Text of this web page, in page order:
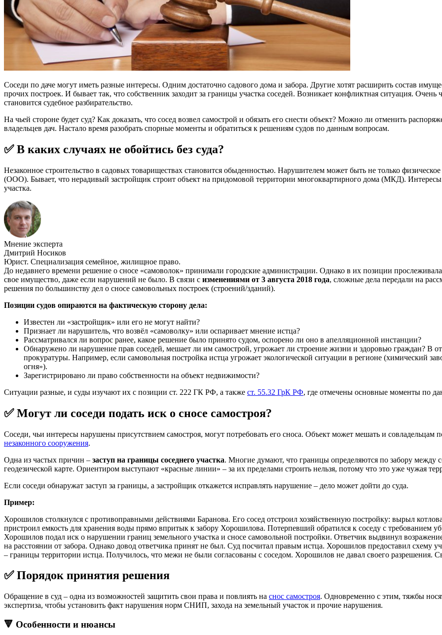
Соседи по даче могут иметь разные интересы. Одним достаточно садового дома и забора. Другие хотят расширить состав
прочих построек. И бывает так, что собственник заходит за границы участка соседей. Возникает конфликтная ситуация.
становится судебное разбирательство.
На чьей стороне будет суд? Как доказать, что сосед возвел самострой и обязать его снести объект? Можно ли отменить
владельцев дач. Настало время разобрать спорные моменты и обратиться к решениям судов по данным вопросам.
✅ В каких случаях не обойтись без суда?
Незаконное строительство в садовых товариществах становится обыденностью. Нарушителем может быть не только
(ООО). Бывает, что нерадивый застройщик строит объект на придомовой территории многоквартирного дома (МКД).
участка.
Мнение эксперта
Дмитрий Носиков
Юрист. Специализация семейное, жилищное право.
До недавнего времени решение о сносе «самоволок» принимали городские администрации. Однако в их позиции
свое имущество, даже если нарушений не было. В связи с изменениями от 3 августа 2018 года, сложные дела передали на
решения по большинству дел о сносе самовольных построек (строений/зданий).
Позиции судов опираются на фактическую сторону дела:
Известен ли «застройщик» или его не могут найти?
Признает ли нарушитель, что возвёл «самоволку» или оспаривает мнение истца?
Рассматривался ли вопрос ранее, какое решение было принято судом, оспорено ли оно в апелляционной инстанции?
Обнаружено ли нарушение прав соседей, мешает ли им самострой, угрожает ли строение жизни и здоровью граждан? В
прокуратуры. Например, если самовольная постройка истца угрожает экологической ситуации в регионе (химический
огня»).
Зарегистрировано ли право собственности на объект недвижимости?
Ситуации разные, и суды изучают их с позиции ст. 222 ГК РФ, а также ст. 55.32 ГрК РФ, где отмечены основные моменты по
✅ Могут ли соседи подать иск о сносе самостроя?
Соседи, чьи интересы нарушены присутствием самостроя, могут потребовать его сноса. Объект может мешать и совладельцам
незаконного сооружения.
Одна из частых причин – заступ на границы соседнего участка. Многие думают, что границы определяются по забору
геодезической карте. Ориентиром выступают «красные линии» – за их пределами строить нельзя, потому что это уже чужая
Если соседи обнаружат заступ за границы, а застройщик откажется исправлять нарушение – дело может дойти до суда.
Пример:
Хорошилов столкнулся с противоправными действиями Баранова. Его сосед отстроил хозяйственную постройку: вырыл
пристроил емкость для хранения воды прямо впритык к забору Хорошилова. Потерпевший обратился к соседу с требованием
Хорошилов подал иск о нарушении границ земельного участка и сносе самовольной постройки. Ответчик выдвинул
на расстоянии от забора. Однако довод ответчика принят не был. Суд посчитал правым истца. Хорошилов предоставил схему
– границы территории истца. Получилось, что межи не были согласованы с соседом. Хорошилов не давал своего разрешения.
✅ Порядок принятия решения
Обращение в суд – одна из возможностей защитить свои права и повлиять на снос самостроя. Одновременно с этим, тяжбы
экспертиза, чтобы установить факт нарушения норм СНИП, захода на земельный участок и прочие нарушения.
🔻 Особенности и нюансы